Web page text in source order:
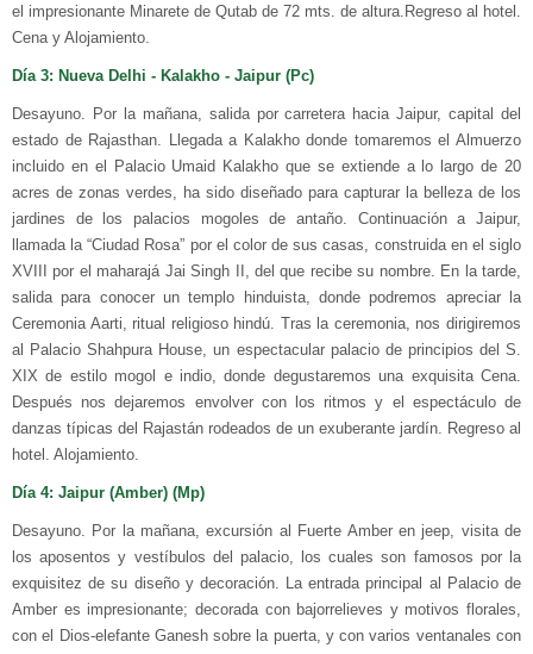
el impresionante Minarete de Qutab de 72 mts. de altura.Regreso al hotel.
Cena y Alojamiento.
Día 3: Nueva Delhi - Kalakho - Jaipur (Pc)
Desayuno. Por la mañana, salida por carretera hacia Jaipur, capital del
estado de Rajasthan. Llegada a Kalakho donde tomaremos el Almuerzo
incluido en el Palacio Umaid Kalakho que se extiende a lo largo de 20
acres de zonas verdes, ha sido diseñado para capturar la belleza de los
jardines de los palacios mogoles de antaño. Continuación a Jaipur,
llamada la “Ciudad Rosa” por el color de sus casas, construida en el siglo
XVIII por el maharajá Jai Singh II, del que recibe su nombre. En la tarde,
salida para conocer un templo hinduista, donde podremos apreciar la
Ceremonia Aarti, ritual religioso hindú. Tras la ceremonia, nos dirigiremos
al Palacio Shahpura House, un espectacular palacio de principios del S.
XIX de estilo mogol e indio, donde degustaremos una exquisita Cena.
Después nos dejaremos envolver con los ritmos y el espectáculo de
danzas típicas del Rajastán rodeados de un exuberante jardín. Regreso al
hotel. Alojamiento.
Día 4: Jaipur (Amber) (Mp)
Desayuno. Por la mañana, excursión al Fuerte Amber en jeep, visita de
los aposentos y vestíbulos del palacio, los cuales son famosos por la
exquisitez de su diseño y decoración. La entrada principal al Palacio de
Amber es impresionante; decorada con bajorrelieves y motivos florales,
con el Dios-elefante Ganesh sobre la puerta, y con varios ventanales con